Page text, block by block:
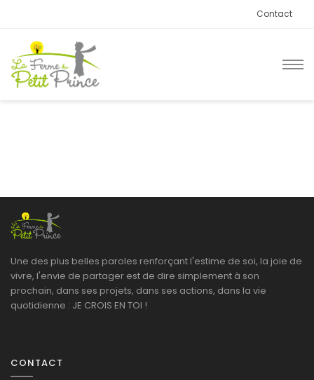
Contact
Une des plus belles paroles renforçant l'estime de soi, la joie de
vivre, l'envie de partager est de dire simplement à son
prochain, dans ses projets, dans ses actions, dans la vie
quotidienne : JE CROIS EN TOI !
CONTACT